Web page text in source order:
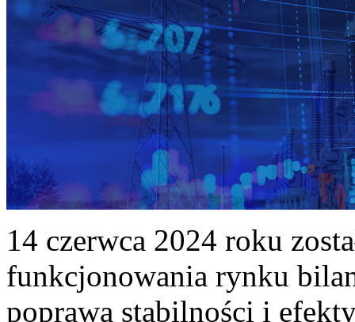
14 czerwca 2024 roku
funkcjonowania rynku
poprawa stabilności i